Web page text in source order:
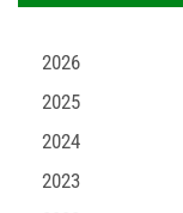
2026
2025
2024
2023